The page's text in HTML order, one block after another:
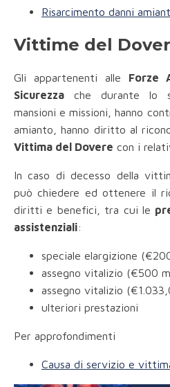
Risarcimento danni
Vittime del
Gli appartenenti alle Forze
Sicurezza che durante lo
mansioni e missioni, hanno
amianto, hanno diritto al
Vittima del Dovere con i
In caso di decesso della
può chiedere ed ottenere il
diritti e benefici, tra cui le
assistenziali:
speciale elargizione
assegno vitalizio (€500
assegno vitalizio
ulteriori prestazioni
Per approfondimenti
Causa di servizio e